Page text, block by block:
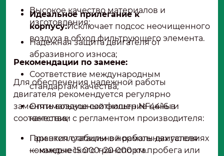
Идеальное прилегание к
корпусу:Исключает подсос неочищенного
воздуха в обход фильтрующего элемента.
Высокое качество материалов и
изготовления;
Надежная защита двигателя от
абразивного износа;
Соответствие международным
стандартам качества;
Оптимальное соотношение цены и
качества;
Гарантия стабильной работы двигателя
коммерческого транспорта.
Рекомендации по замене:
Для обеспечения надежной работы
двигателя рекомендуется регулярно
заменять воздушный фильтр NF4416 в
соответствии с регламентом производителя:
При эксплуатации в нормальных условиях
— каждые 15 000–20 000 км пробега или